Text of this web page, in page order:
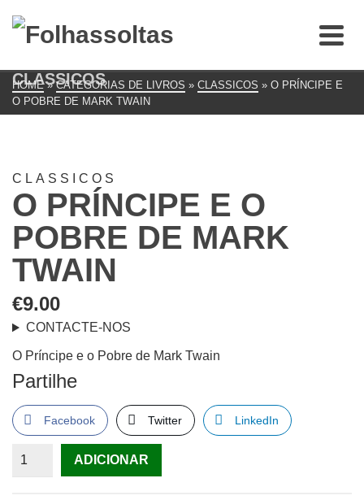
CLASSICOS
HOME » CATEGORIAS DE LIVROS » CLASSICOS » O PRÍNCIPE E
O POBRE DE MARK TWAIN
CLASSICOS
O PRÍNCIPE E O
POBRE DE MARK
TWAIN
€9.00
CONTACTE-NOS
O Príncipe e o Pobre de Mark Twain
Partilhe
Facebook Twitter LinkedIn
QuantidadeADICIONAR